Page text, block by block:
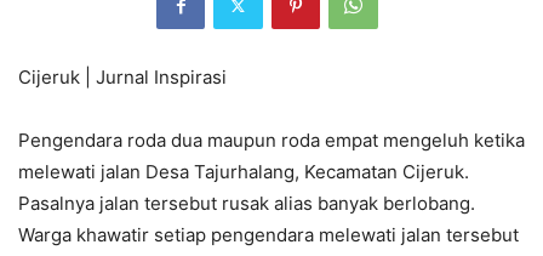
Cijeruk | Jurnal Inspirasi
Pengendara roda dua maupun roda empat mengeluh ketika
melewati jalan Desa Tajurhalang, Kecamatan Cijeruk.
Pasalnya jalan tersebut rusak alias banyak berlobang.
Warga khawatir setiap pengendara melewati jalan tersebut